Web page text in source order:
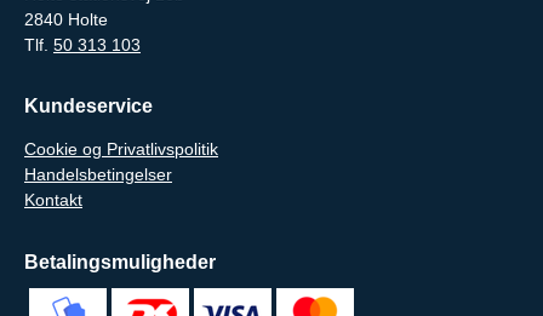
2840 Holte
Tlf. 50 313 103
Kundeservice
Cookie og Privatlivspolitik
Handelsbetingelser
Kontakt
Betalingsmuligheder